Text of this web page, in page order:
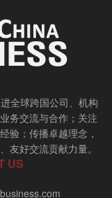
全球跨国公司、机构
务交流与合作；关注
验；传播卓越理念，
友好交流贡献力量。
US